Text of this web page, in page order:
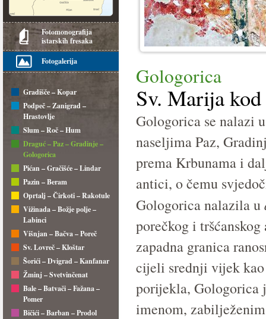
Fotomonografija
istarskih fresaka
Fotogalerija
Gradišče – Kopar
Podpeč – Zanigrad –
Hrastovlje
Slum – Roč – Hum
Draguć – Paz – Gradinje –
Gologorica
Pićan – Gračišće – Lindar
Pazin – Beram
Oprtalj – Čirkoti – Rakotule
Vižinada – Božje polje –
Labinci
Višnjan – Bačva – Poreč
Sv. Lovreč – Kloštar
Šorići – Dvigrad – Kanfanar
Žminj – Svetvinčenat
Bale – Batvači – Fažana –
Pomer
Bičići – Barban – Prodol
Gologorica
Sv. Marija
Gologorica se nalazi
naseljima Paz,
prema Krbunama i
antici, o čemu
Gologorica nalazila u
porečkog i
zapadna granica
cijeli srednji vijek
porijekla, Gologorica
imenom,